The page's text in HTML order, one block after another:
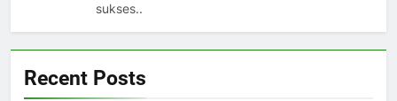
sukses..
Recent Posts